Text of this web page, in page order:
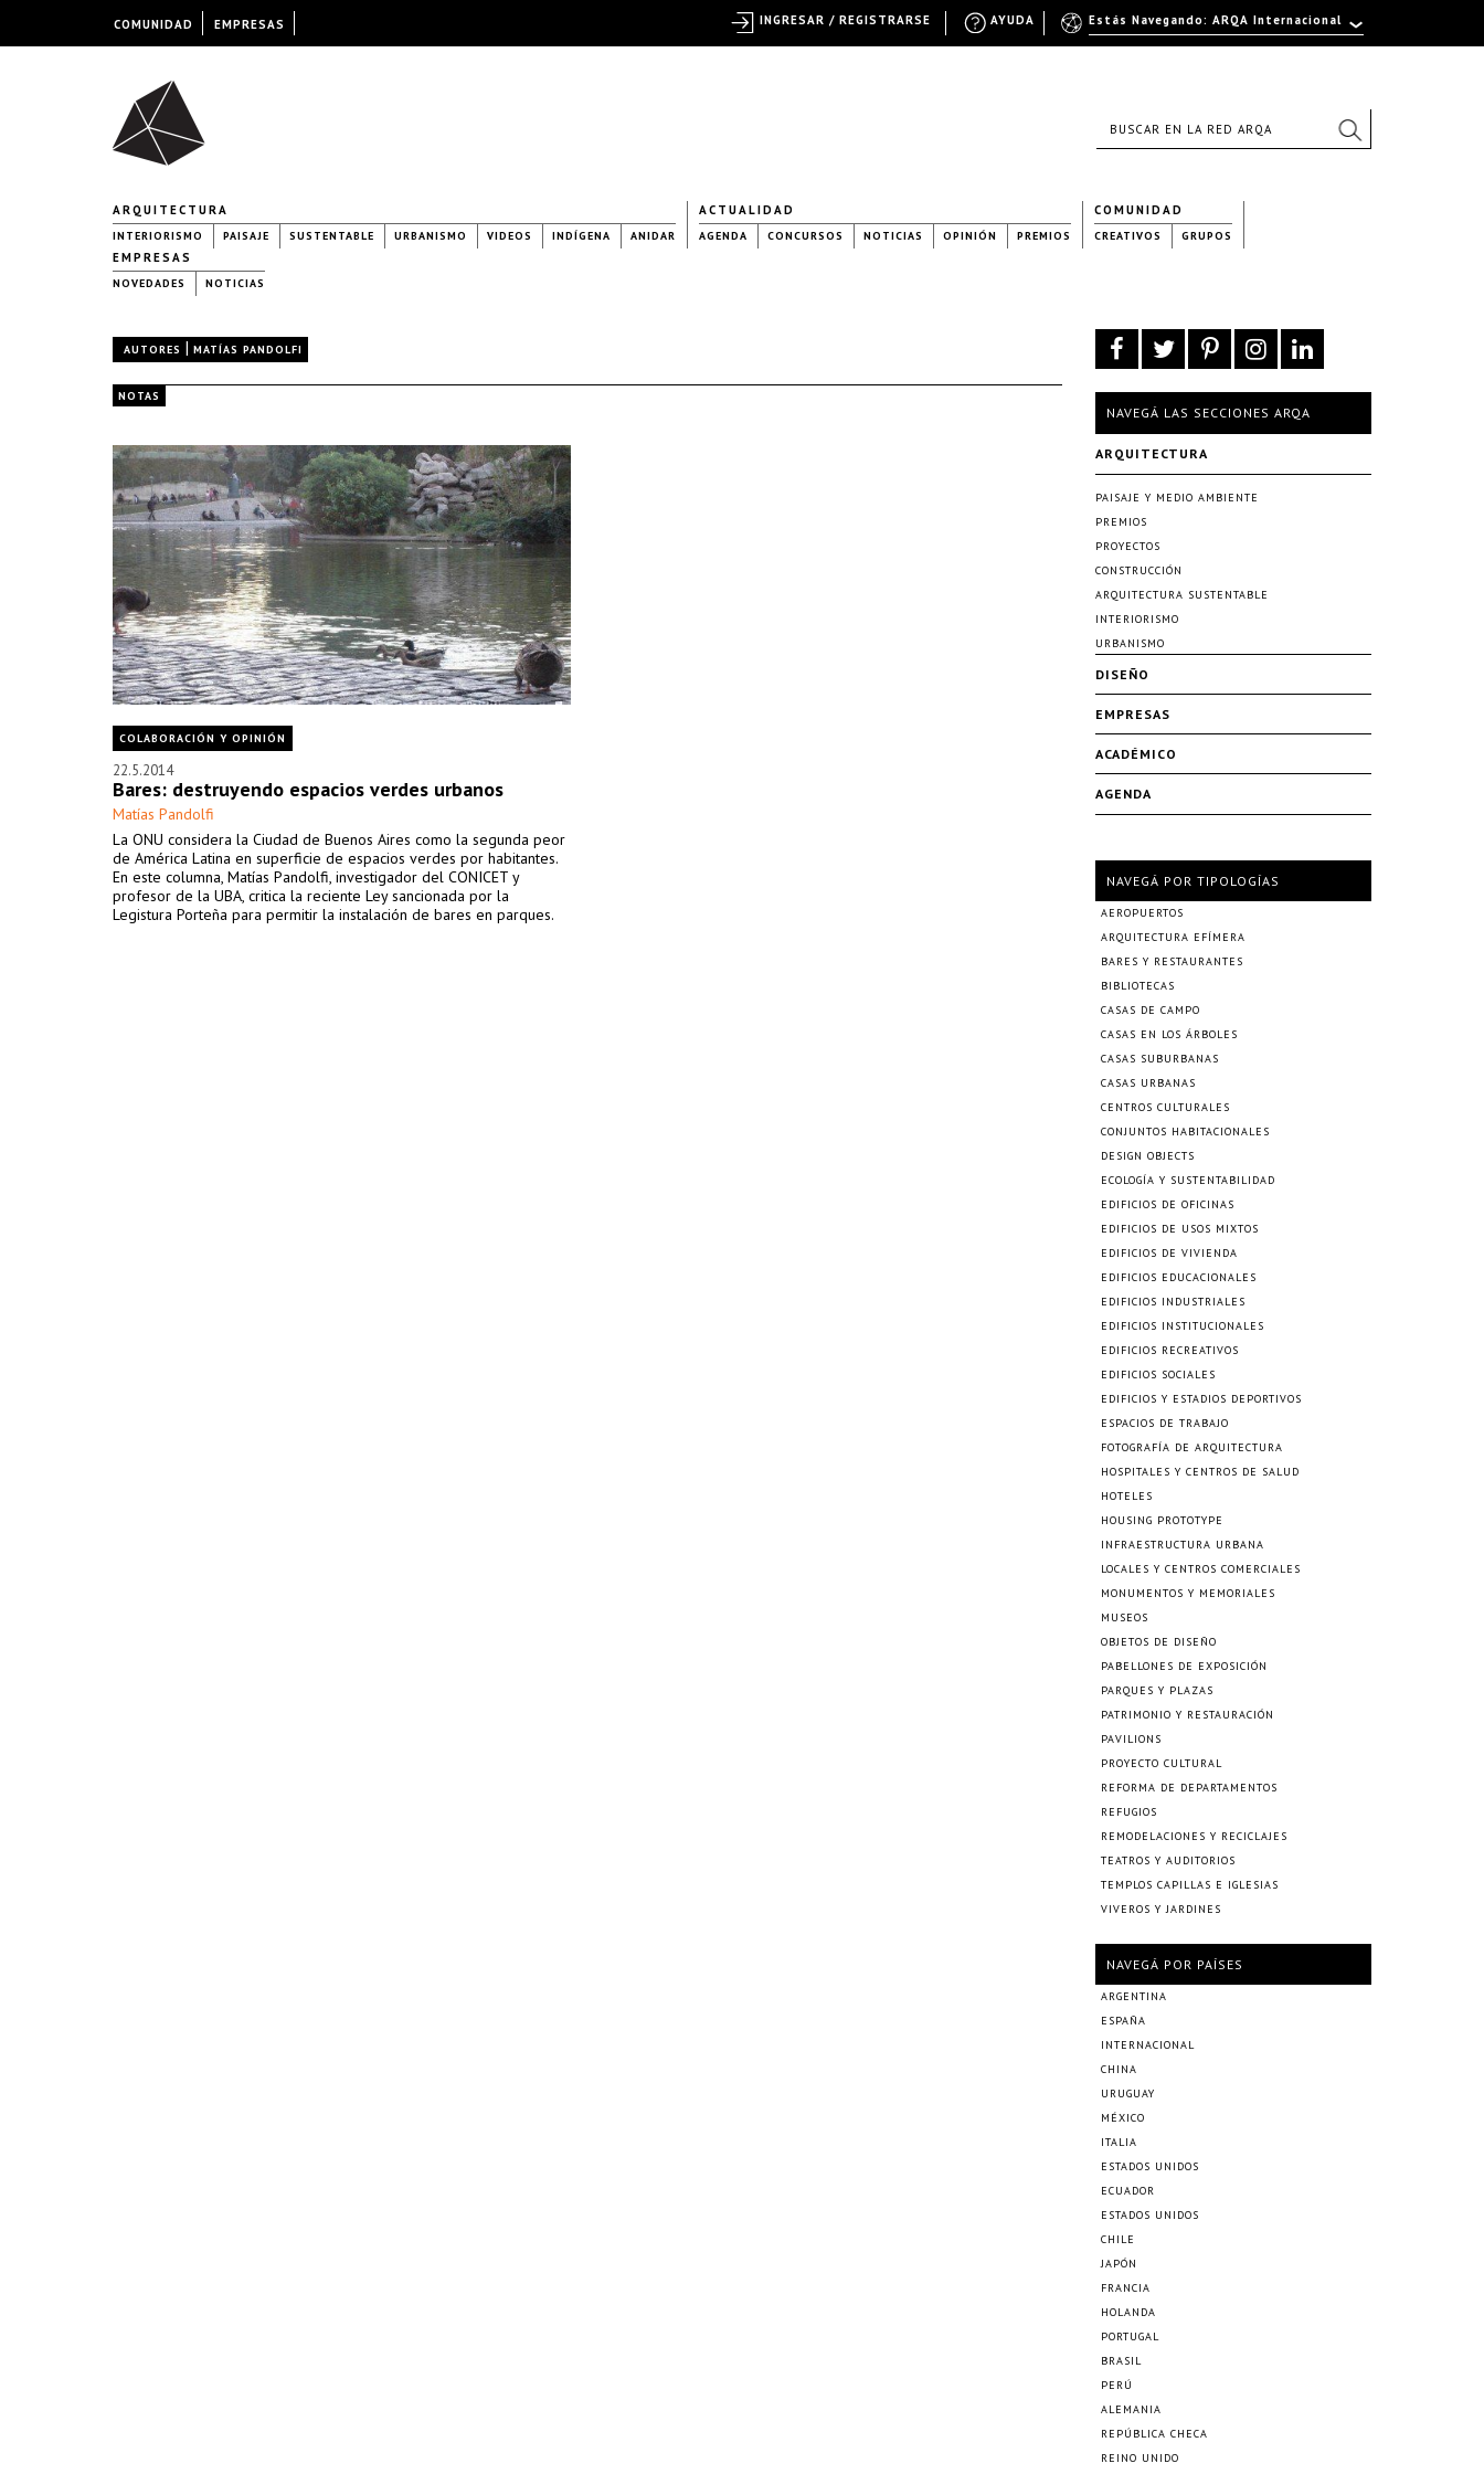
ARQUITECTURA
INTERIORISMO PAISAJE SUSTENTABLE URBANISMO VIDEOS INDÍGENA ANIDAR
ACTUALIDAD
AGENDA CONCURSOS NOTICIAS OPINIÓN PREMIOS
COMUNIDAD
CREATIVOS GRUPOS
EMPRESAS
NOVEDADES NOTICIAS
AUTORES | MATÍAS PANDOLFI
NOTAS
COLABORACIÓN Y OPINIÓN
22.5.2014
Bares: destruyendo espacios verdes urbanos
Matías Pandolfi
La ONU considera la Ciudad de Buenos Aires como la segunda peor
de América Latina en superficie de espacios verdes por habitantes.
En este columna, Matías Pandolfi, investigador del CONICET y
profesor de la UBA, critica la reciente Ley sancionada por la
Legistura Porteña para permitir la instalación de bares en parques.
NAVEGÁ LAS SECCIONES ARQA
ARQUITECTURA
PAISAJE Y MEDIO AMBIENTE
PREMIOS
PROYECTOS
CONSTRUCCIÓN
ARQUITECTURA SUSTENTABLE
INTERIORISMO
URBANISMO
DISEÑO
EMPRESAS
ACADÉMICO
AGENDA
NAVEGÁ POR TIPOLOGÍAS
AEROPUERTOS
ARQUITECTURA EFÍMERA
BARES Y RESTAURANTES
BIBLIOTECAS
CASAS DE CAMPO
CASAS EN LOS ÁRBOLES
CASAS SUBURBANAS
CASAS URBANAS
CENTROS CULTURALES
CONJUNTOS HABITACIONALES
DESIGN OBJECTS
ECOLOGÍA Y SUSTENTABILIDAD
EDIFICIOS DE OFICINAS
EDIFICIOS DE USOS MIXTOS
EDIFICIOS DE VIVIENDA
EDIFICIOS EDUCACIONALES
EDIFICIOS INDUSTRIALES
EDIFICIOS INSTITUCIONALES
EDIFICIOS RECREATIVOS
EDIFICIOS SOCIALES
EDIFICIOS Y ESTADIOS DEPORTIVOS
ESPACIOS DE TRABAJO
FOTOGRAFÍA DE ARQUITECTURA
HOSPITALES Y CENTROS DE SALUD
HOTELES
HOUSING PROTOTYPE
INFRAESTRUCTURA URBANA
LOCALES Y CENTROS COMERCIALES
MONUMENTOS Y MEMORIALES
MUSEOS
OBJETOS DE DISEÑO
PABELLONES DE EXPOSICIÓN
PARQUES Y PLAZAS
PATRIMONIO Y RESTAURACIÓN
PAVILIONS
PROYECTO CULTURAL
REFORMA DE DEPARTAMENTOS
REFUGIOS
REMODELACIONES Y RECICLAJES
TEATROS Y AUDITORIOS
TEMPLOS CAPILLAS E IGLESIAS
VIVEROS Y JARDINES
NAVEGÁ POR PAÍSES
ARGENTINA
ESPAÑA
INTERNACIONAL
CHINA
URUGUAY
MÉXICO
ITALIA
ESTADOS UNIDOS
ECUADOR
ESTADOS UNIDOS
CHILE
JAPÓN
FRANCIA
HOLANDA
PORTUGAL
BRASIL
PERÚ
ALEMANIA
REPÚBLICA CHECA
REINO UNIDO
COMUNIDAD EMPRESAS Estás Navegando: ARQA Internacional
AYUDA
INGRESAR / REGISTRARSE